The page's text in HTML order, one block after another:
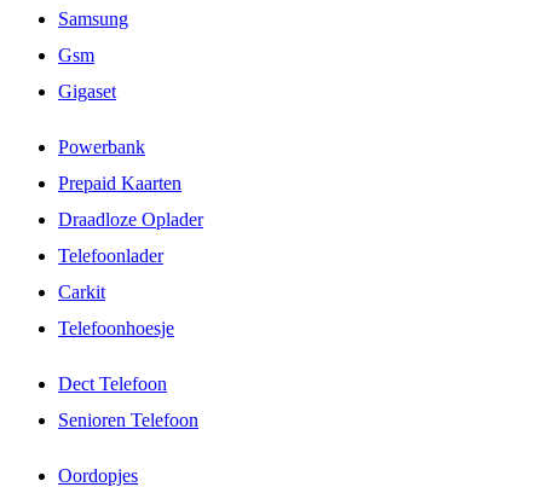
Samsung
Gsm
Gigaset
Powerbank
Prepaid Kaarten
Draadloze Oplader
Telefoonlader
Carkit
Telefoonhoesje
Dect Telefoon
Senioren Telefoon
Oordopjes